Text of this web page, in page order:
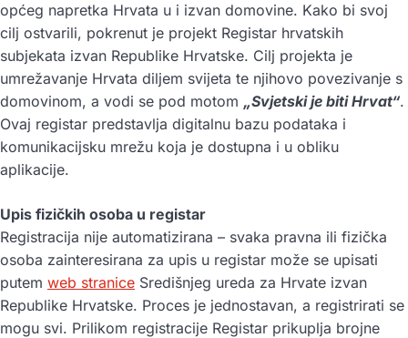
općeg napretka Hrvata u i izvan domovine. Kako bi svoj
cilj ostvarili, pokrenut je projekt Registar hrvatskih
subjekata izvan Republike Hrvatske. Cilj projekta je
umrežavanje Hrvata diljem svijeta te njihovo povezivanje s
domovinom, a vodi se pod motom „Svjetski je biti Hrvat“.
Ovaj registar predstavlja digitalnu bazu podataka i
komunikacijsku mrežu koja je dostupna i u obliku
aplikacije.
Upis fizičkih osoba u registar
Registracija nije automatizirana – svaka pravna ili fizička
osoba zainteresirana za upis u registar može se upisati
putem web stranice Središnjeg ureda za Hrvate izvan
Republike Hrvatske. Proces je jednostavan, a registrirati se
mogu svi. Prilikom registracije Registar prikuplja brojne